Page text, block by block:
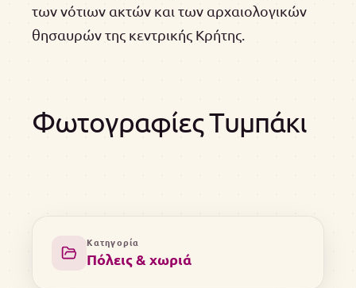
των νότιων ακτών και των αρχαιολογικών
θησαυρών της κεντρικής Κρήτης.
Φωτογραφίες Τυμπάκι
Κατηγορία
Πόλεις & χωριά